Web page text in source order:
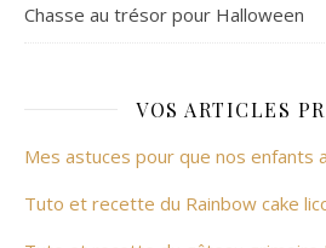
Chasse au trésor pour Halloween
VOS ARTICLES
Mes astuces pour que nos enfants
Tuto et recette du Rainbow cake